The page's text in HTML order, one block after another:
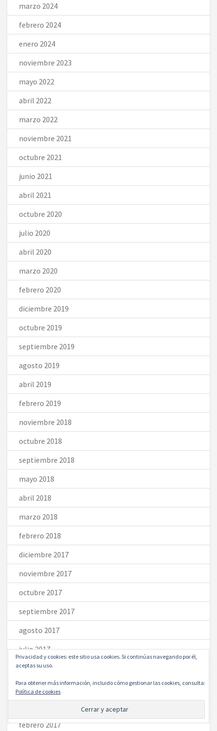
marzo 2024
febrero 2024
enero 2024
noviembre 2023
mayo 2022
abril 2022
marzo 2022
noviembre 2021
octubre 2021
junio 2021
abril 2021
octubre 2020
julio 2020
abril 2020
marzo 2020
febrero 2020
diciembre 2019
octubre 2019
septiembre 2019
agosto 2019
abril 2019
febrero 2019
noviembre 2018
octubre 2018
septiembre 2018
mayo 2018
abril 2018
marzo 2018
febrero 2018
diciembre 2017
noviembre 2017
octubre 2017
septiembre 2017
agosto 2017
julio 2017
junio 2017
mayo 2017
febrero 2017
Privacidad y cookies: este sitio usa cookies. Si continúas navegando por él,
aceptas su uso.
Para obtener más información, incluido cómo gestionar las cookies, consulta:
Política de cookies